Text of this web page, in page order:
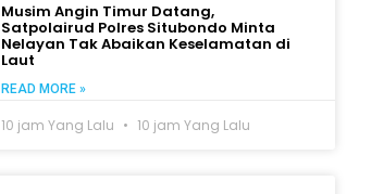
Musim Angin Timur Datang,
Satpolairud Polres Situbondo Minta
Nelayan Tak Abaikan Keselamatan di
Laut
READ MORE »
10 jam Yang Lalu 10 jam Yang Lalu